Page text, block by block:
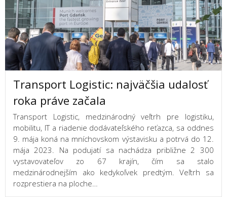
Transport Logistic: najväčšia udalosť
roka práve začala
Transport Logistic, medzinárodný veľtrh pre logistiku,
mobilitu, IT a riadenie dodávateľského reťazca, sa oddnes
9. mája koná na mníchovskom výstavisku a potrvá do 12.
mája 2023. Na podujatí sa nachádza približne 2 300
vystavovateľov zo 67 krajín, čím sa stalo
medzinárodnejším ako kedykoľvek predtým. Veľtrh sa
rozprestiera na ploche…